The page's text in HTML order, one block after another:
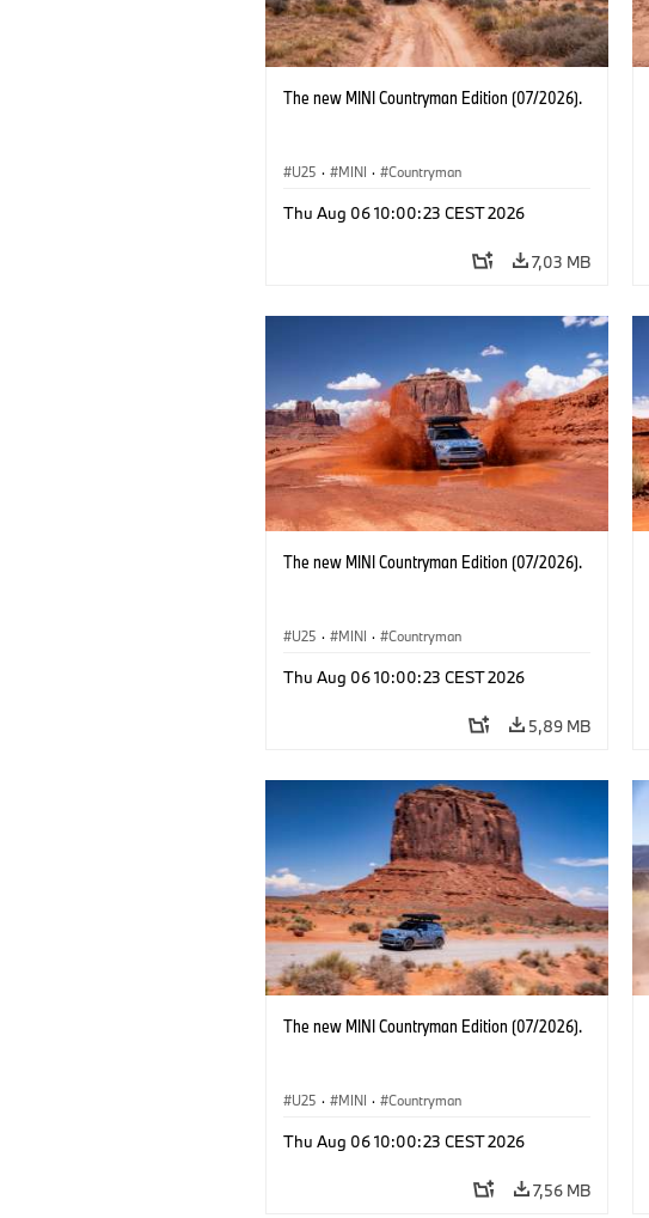
The new MINI Countryman Edition (07/2026).
U25 · MINI · Countryman
Thu Aug 06 10:00:23 CEST 2026
7,03 MB
The new MINI Countryman Edition (07/2026).
U25 · MINI · Countryman
Thu Aug 06 10:00:23 CEST 2026
5,89 MB
The new MINI Countryman Edition (07/2026).
U25 · MINI · Countryman
Thu Aug 06 10:00:23 CEST 2026
7,56 MB